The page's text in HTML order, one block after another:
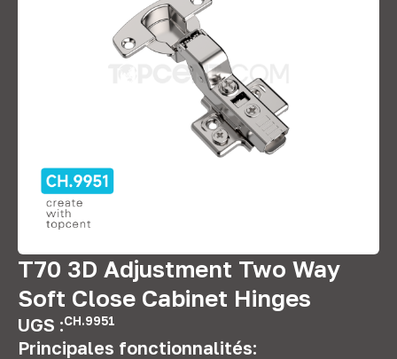
T70 3D Adjustment Two Way
Soft Close Cabinet Hinges
UGS :CH.9951
Principales fonctionnalités: